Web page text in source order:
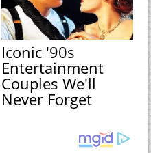
Iconic '90s
Entertainment
Couples We'll
Never Forget